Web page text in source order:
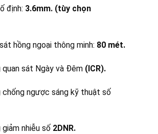
định: 3.6mm. (tùy chọn
hồng ngoại thông minh: 80 mét.
quan sát Ngày và Đêm(ICR).
chống ngược sáng kỹ thuật số
nhiễu số2DNR.